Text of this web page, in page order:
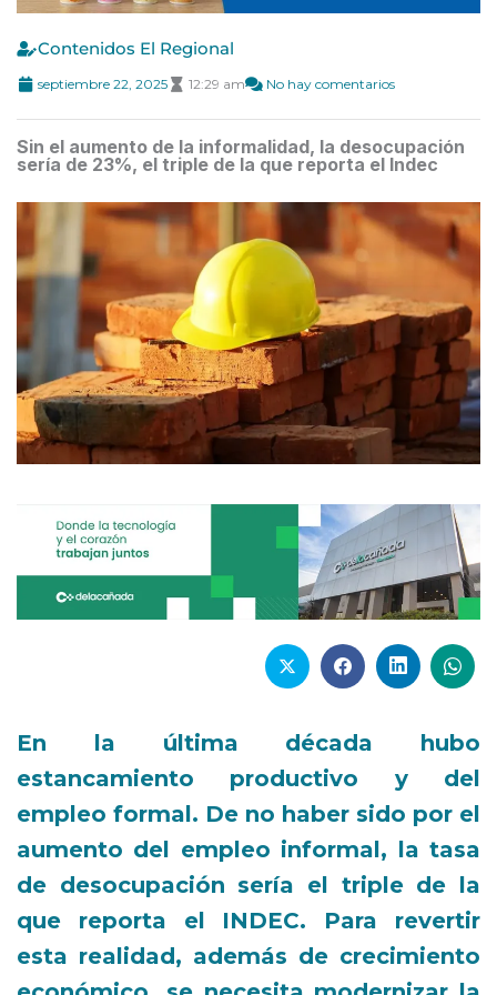
Contenidos El Regional
septiembre 22, 2025 12:29 am No hay comentarios
Sin el aumento de la informalidad, la desocupación
sería de 23%, el triple de la que reporta el Indec
En la última década hubo
estancamiento productivo y del
empleo formal. De no haber sido por el
aumento del empleo informal, la tasa
de desocupación sería el triple de la
que reporta el INDEC. Para revertir
esta realidad, además de crecimiento